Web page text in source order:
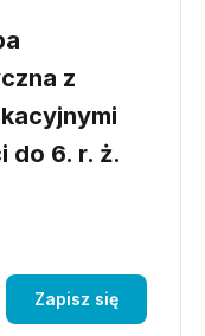
z
do 6. r. ż.
Zapisz się